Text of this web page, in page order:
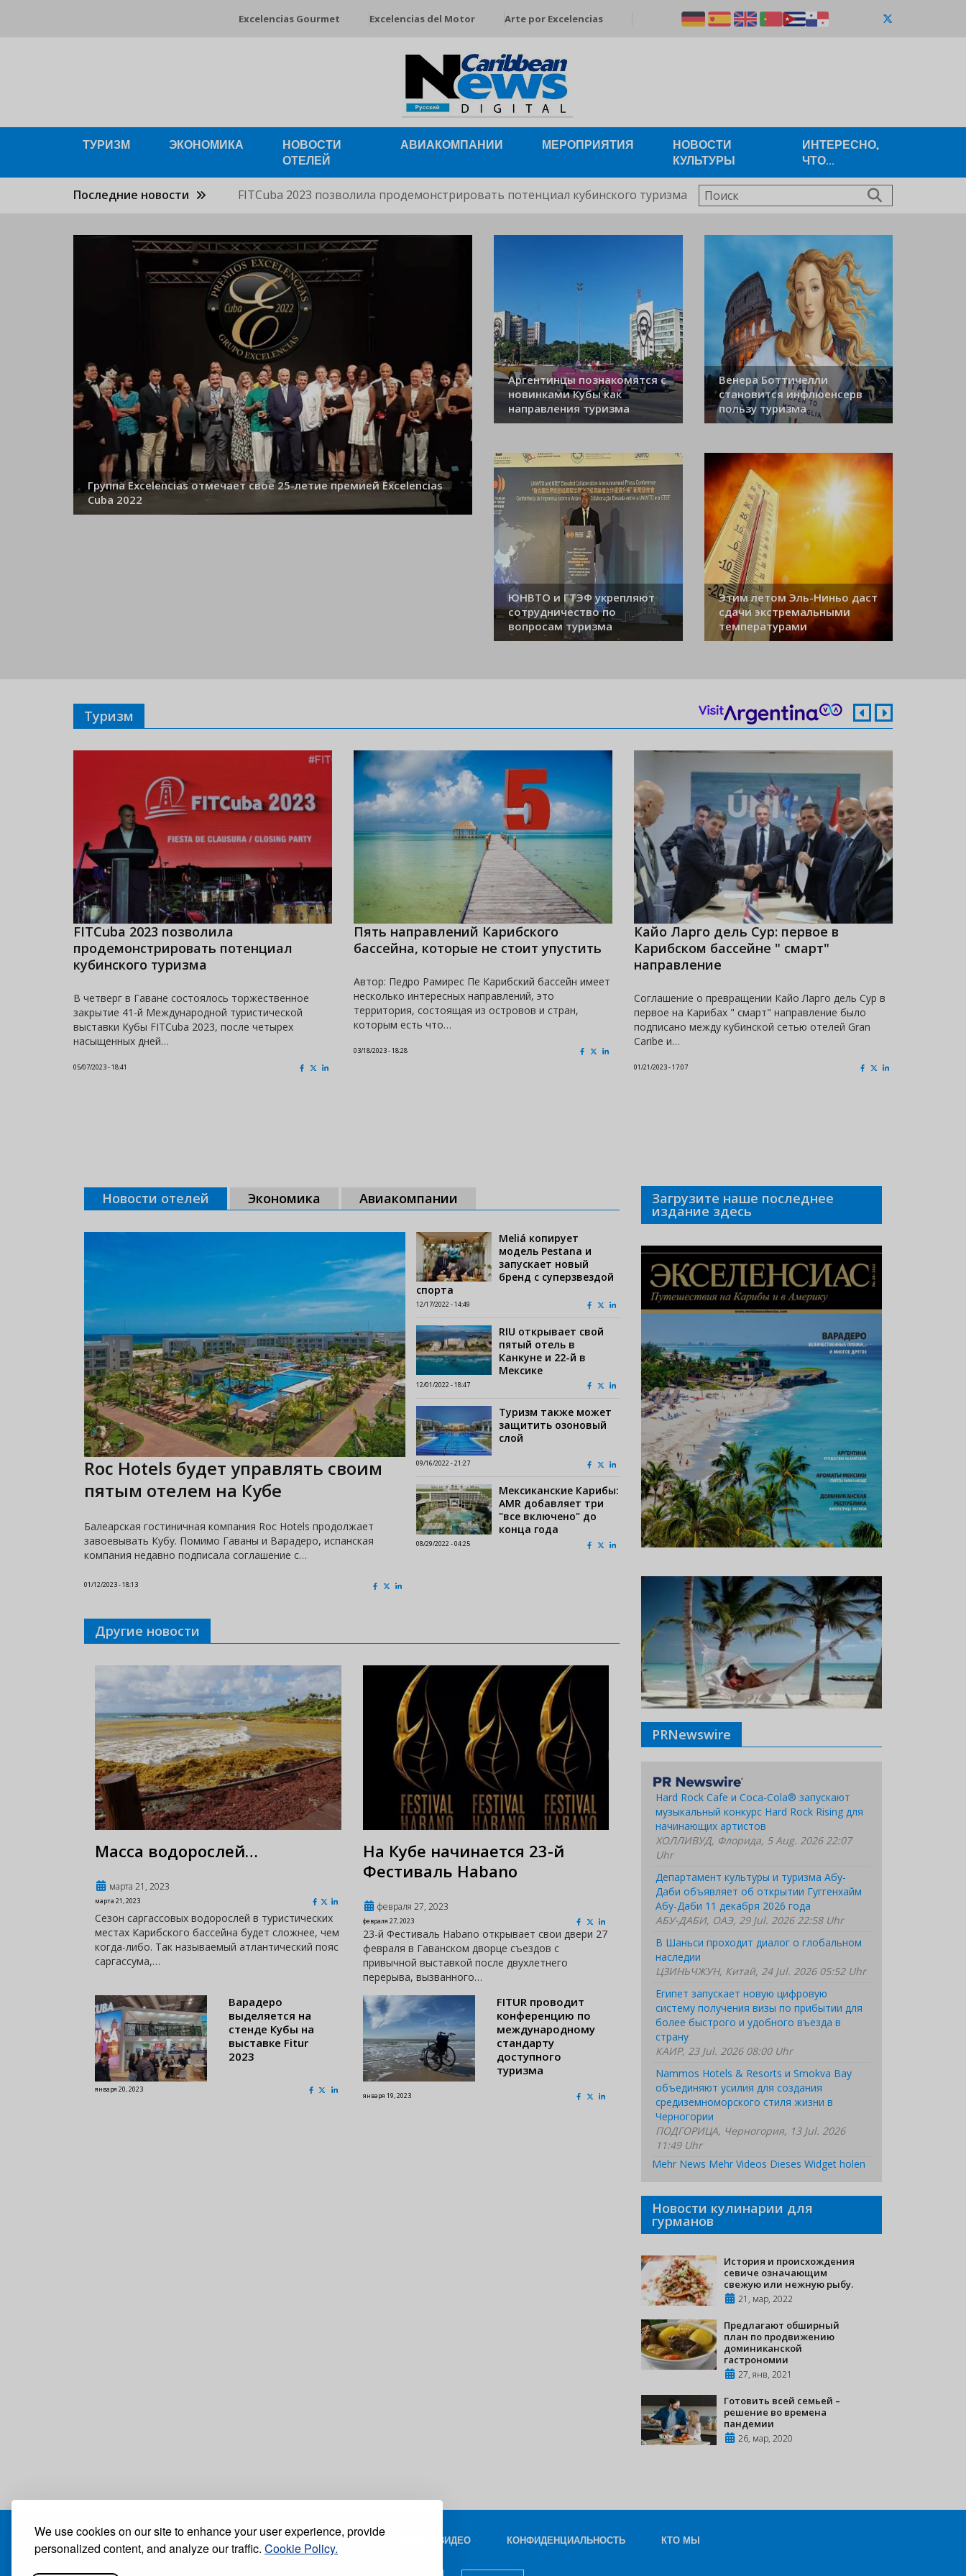
We use cookies on our site to enhance your user experience, provide
personalized content, and analyze our traffic. Cookie Policy.
Excelencias Gourmet Excelencias del Motor Arte por Excelencias
ТУРИЗМ ЭКОНОМИКА
НОВОСТИ
ОТЕЛЕЙ
АВИАКОМПАНИИ МЕРОПРИЯТИЯ
НОВОСТИ
КУЛЬТУРЫ
ИНТЕРЕСНО,
ЧТО...
Последние новости FITCuba 2023 позволила продемонстрировать потенциал кубинского туризма Поиск
Группа Excelencias отмечает свое 25-летие премией Excelencias
Cuba 2022
Аргентинцы познакомятся с
новинками Кубы как
направления туризма
Венера Боттичелли
становится инфлюенсерв
пользу туризма
ЮНВТО и ГТЭФ укрепляют
сотрудничество по
вопросам туризма
Этим летом Эль-Ниньо даст
сдачи экстремальными
температурами
Туризм
FITCuba 2023 позволила
продемонстрировать потенциал
кубинского туризма
В четверг в Гаване состоялось торжественное
закрытие 41-й Международной туристической
выставки Кубы FITCuba 2023, после четырех
насыщенных дней…
05/07/2023 - 18:41
Пять направлений Карибского
бассейна, которые не стоит упустить
Автор: Педро Рамирес Пе Карибский бассейн имеет
несколько интересных направлений, это
территория, состоящая из островов и стран,
которым есть что…
03/18/2023 - 18:28
Кайо Ларго дель Сур: первое в
Карибском бассейне " смарт"
направление
Соглашение о превращении Кайо Ларго дель Сур в
первое на Карибах " смарт" направление было
подписано между кубинской сетью отелей Gran
Caribe и…
01/21/2023 - 17:07
Новости отелей Экономика Авиакомпании
Roc Hotels будет управлять своим
пятым отелем на Кубе
Балеарская гостиничная компания Roc Hotels продолжает
завоевывать Кубу. Помимо Гаваны и Варадеро, испанская
компания недавно подписала соглашение с…
01/12/2023 - 18:13
Meliá копирует
модель Pestana и
запускает новый
бренд с суперзвездой
спорта
12/17/2022 - 14:49
RIU открывает свой
пятый отель в
Канкуне и 22-й в
Мексике
12/01/2022 - 18:47
Туризм также может
защитить озоновый
слой
09/16/2022 - 21:27
Мексиканские Карибы:
AMR добавляет три
"все включено" до
конца года
08/29/2022 - 04:25
Другие новости
Масса водорослей…
марта 21, 2023
марта 21, 2023
Сезон саргассовых водорослей в туристических
местах Карибского бассейна будет сложнее, чем
когда-либо. Так называемый атлантический пояс
саргассума,…
На Кубе начинается 23-й
Фестиваль Habano
февраля 27, 2023
февраля 27, 2023
23-й Фестиваль Habano открывает свои двери 27
февраля в Гаванском дворце съездов с
привычной выставкой после двухлетнего
перерыва, вызванного…
Варадеро
выделяется на
стенде Кубы на
выставке Fitur
2023
января 20, 2023
FITUR проводит
конференцию по
международному
стандарту
доступного
туризма
января 19, 2023
Загрузите наше последнее
издание здесь
PRNewswire
Hard Rock Cafe и Coca-Cola® запускают
музыкальный конкурс Hard Rock Rising для
начинающих артистов
ХОЛЛИВУД, Флорида, 5 Aug. 2026 22:07
Uhr
Департамент культуры и туризма Абу-
Даби объявляет об открытии Гуггенхайм
Абу-Даби 11 декабря 2026 года
АБУ-ДАБИ, ОАЭ, 29 Jul. 2026 22:58 Uhr
В Шаньси проходит диалог о глобальном
наследии
ЦЗИНЬЧЖУН, Китай, 24 Jul. 2026 05:52 Uhr
Египет запускает новую цифровую
систему получения визы по прибытии для
более быстрого и удобного въезда в
страну
КАИР, 23 Jul. 2026 08:00 Uhr
Nammos Hotels & Resorts и Smokva Bay
объединяют усилия для создания
средиземноморского стиля жизни в
Черногории
ПОДГОРИЦА, Черногория, 13 Jul. 2026
11:49 Uhr
Mehr News Mehr Videos Dieses Widget holen
Новости кулинарии для
гурманов
История и происхождения
севиче означающим
свежую или нежную рыбу.
21, мар, 2022
Предлагают обширный
план по продвижению
доминиканской
гастрономии
27, янв, 2021
Готовить всей семьей –
решение во времена
пандемии
26, мар, 2020
КОНТАКТ ФОТО И ВИДЕО КОНФИДЕНЦИАЛЬНОСТЬ КТО МЫ